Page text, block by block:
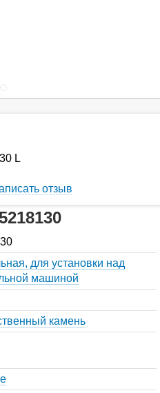
L
отзыв
для установки над
машиной
камень